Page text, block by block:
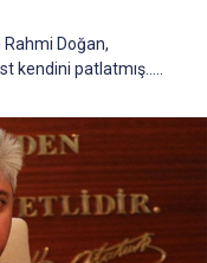
Rahmi Doğan,
kendini patlatmış.....